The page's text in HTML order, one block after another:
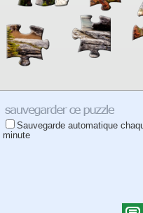
Sauvegarde automatique
minute